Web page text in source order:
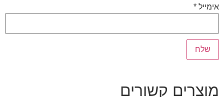
אימייל *
מוצרים קשורים